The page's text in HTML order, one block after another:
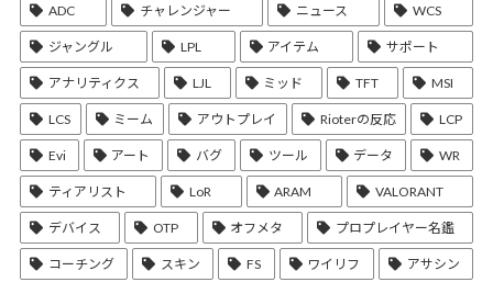
ADC チャレンジャー ニュース WCS
ジャングル LPL アイテム サポート
アナリティクス LJL ミッド TFT MSI
LCS ミーム アウトプレイ Rioterの反応 LCP
Evi アート バグ ツール データ WR
ティアリスト LoR ARAM VALORANT
デバイス OTP オフメタ プロプレイヤー名鑑
コーチング スキン FS ワイリフ アサシン